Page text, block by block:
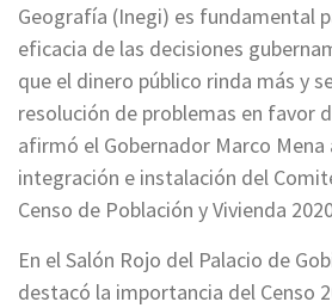
Geografía (Inegi) es fundamental
eficacia de las decisiones
que el dinero público rinda más y
resolución de problemas en favor
afirmó el Gobernador Marco Mena
integración e instalación del
Censo de Población y Vivienda
En el Salón Rojo del Palacio de
destacó la importancia del Censo